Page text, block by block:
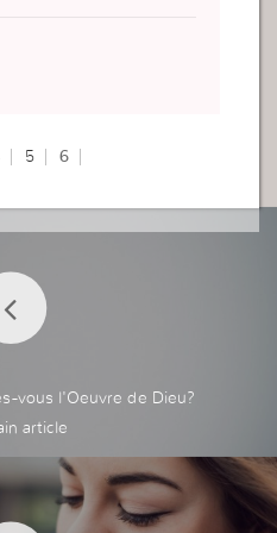
plus forte, par ce qu
5 6
vous l'Oeuvre de Dieu?